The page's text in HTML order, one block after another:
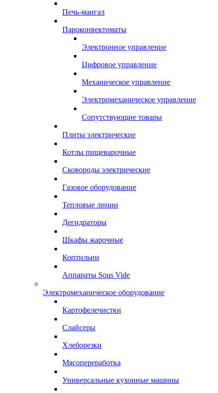
Печь-мангал
Пароконвектоматы
Электронное управление
Цифровое управление
Механическое управление
Электромеханическое управление
Сопутствующие товары
Плиты электрические
Котлы пищеварочные
Сковороды электрические
Газовое оборудование
Тепловые линии
Дегидраторы
Шкафы жарочные
Коптильни
Аппараты Sous Vide
Электромеханическое оборудование
Картофелечистки
Слайсеры
Хлеборезки
Мясопереработка
Универсальные кухонные машины